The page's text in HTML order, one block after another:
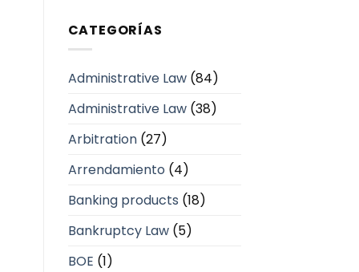
CATEGORÍAS
Administrative Law(84)
Administrative Law(38)
Arbitration(27)
Arrendamiento (4)
Banking products (18)
Bankruptcy Law(5)
BOE (1)